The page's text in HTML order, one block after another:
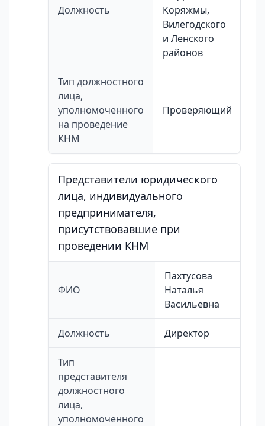
Должность
Коряжмы,
Вилегодского
и Ленского
районов
Тип должностного
лица,
уполномоченного
на проведение
КНМ
Проверяющий
Представители юридического
лица, индивидуального
предпринимателя,
присутствовавшие при
проведении КНМ
ФИО
Пахтусова
Наталья
Васильевна
Должность Директор
Тип
представителя
должностного
лица,
уполномоченного